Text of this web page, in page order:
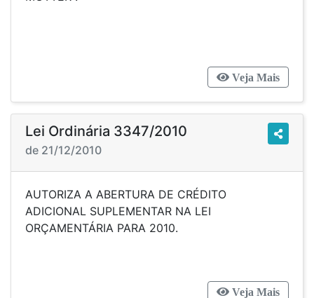
Veja Mais
Lei Ordinária 3347/2010
de 21/12/2010
AUTORIZA A ABERTURA DE CRÉDITO
ADICIONAL SUPLEMENTAR NA LEI
ORÇAMENTÁRIA PARA 2010.
Veja Mais